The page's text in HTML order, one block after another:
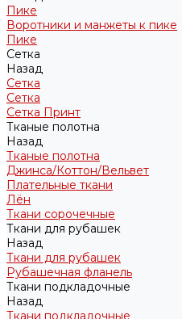
Пике
Воротники и манжеты к пике
Пике
Сетка
Назад
Сетка
Сетка
Сетка Принт
Тканые полотна
Назад
Тканые полотна
Джинса/Коттон/Вельвет
Плательные ткани
Лён
Ткани сорочечные
Ткани для рубашек
Назад
Ткани для рубашек
Рубашечная фланель
Ткани подкладочные
Назад
Ткани подкладочные